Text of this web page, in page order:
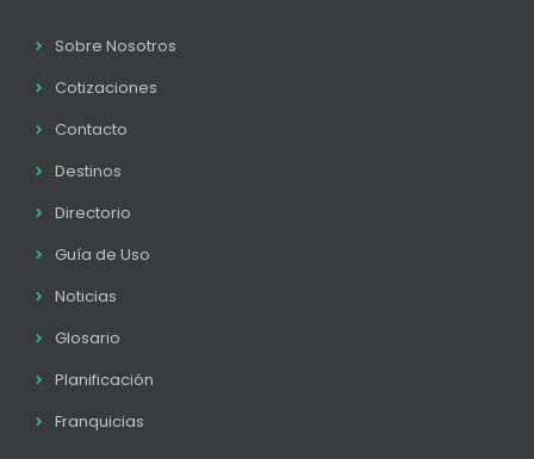
Sobre Nosotros
Cotizaciones
Contacto
Destinos
Directorio
Guía de Uso
Noticias
Glosario
Planificación
Franquicias